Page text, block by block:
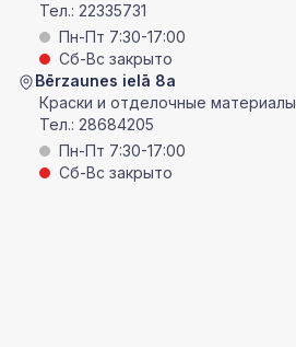
Тел.: 22335731
Пн-Пт 7:30-17:00
Сб-Вс закрыто
Bērzaunes ielā 8a
Краски и отделочные материалы
Тел.: 28684205
Пн-Пт 7:30-17:00
Сб-Вс закрыто